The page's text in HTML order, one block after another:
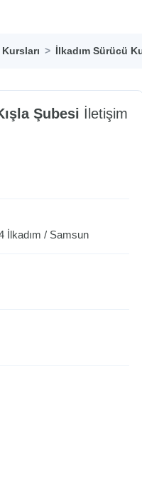
İlkadım Sürücü
Şubesi İletişim
İlkadım / Samsun